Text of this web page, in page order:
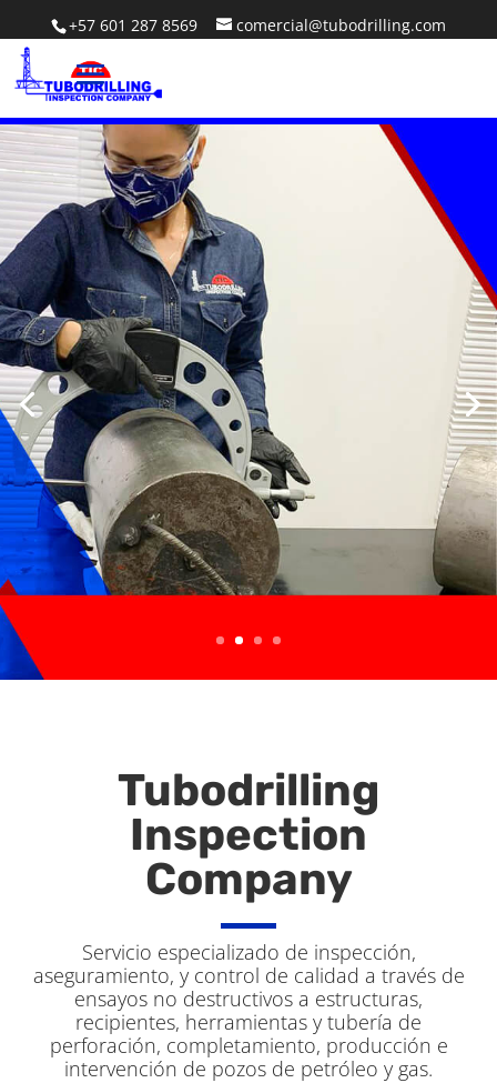
+57 601 287 8569 comercial@tubodrilling.com
ASEGURAMIENTO DE CALIDAD EN
LOS PROCESOS OPERATIVOS
SABER MÁS
Tubodrilling
Inspection
Company
Servicio especializado de inspección,
aseguramiento, y control de calidad a través de
ensayos no destructivos a estructuras,
recipientes, herramientas y tubería de
perforación, completamiento, producción e
intervención de pozos de petróleo y gas.